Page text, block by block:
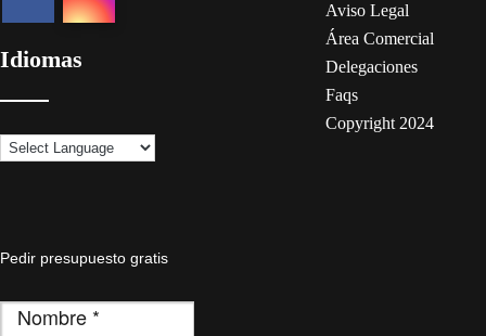
Idiomas
Aviso Legal
Área Comercial
Delegaciones
Faqs
Copyright 2024
Pedir presupuesto gratis